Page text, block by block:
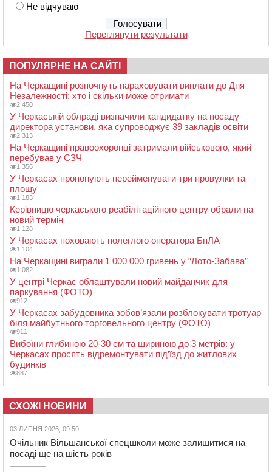
Не відчуваю
Переглянути результати
ПОПУЛЯРНЕ НА САЙТІ
На Черкащині розпочнуть нараховувати виплати до Дня
Незалежності: хто і скільки може отримати
2 450
У Черкаській облраді визначили кандидатку на посаду
директора установи, яка супроводжує 39 закладів освіти
2 313
На Черкащині правоохоронці затримали військового, який
перебував у СЗЧ
1 356
У Черкасах пропонують перейменувати три провулки та
площу
1 183
Керівницю черкаського реабілітаційного центру обрали на
новий термін
1 128
У Черкасах поховають полеглого оператора БпЛА
1 104
На Черкащині виграли 1 000 000 гривень у “Лото-Забава”
1 082
У центрі Черкас облаштували новий майданчик для
паркування (ФОТО)
912
У Черкасах забудовника зобов’язали розблокувати тротуар
біля майбутнього торговельного центру (ФОТО)
911
Вибоїни глибиною 20-30 см та шириною до 3 метрів: у
Черкасах просять відремонтувати під’їзд до житлових
будинків
887
СХОЖІ НОВИНИ
03 ЛИПНЯ 2026, 09:50
Очільник Вільшанської спецшколи може залишитися на
посаді ще на шість років